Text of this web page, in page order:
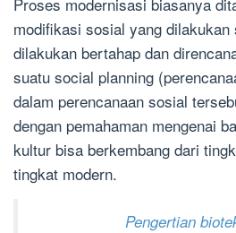
modifikasi sosial yang dilakukan
dilakukan bertahap dan
suatu social planning
dalam perencanaan sosial
dengan pemahaman mengenai
kultur bisa berkembang dari
tingkat modern.
Pengertian